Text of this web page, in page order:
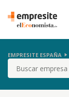
EMPRESITE ESPAÑA
Buscar